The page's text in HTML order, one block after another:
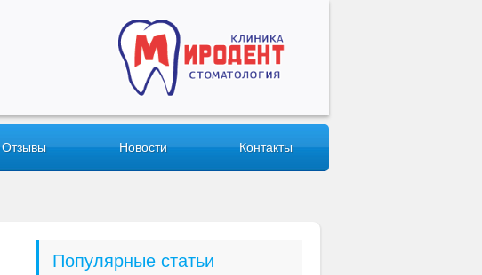
Отзывы Новости Контакты
Популярные статьи